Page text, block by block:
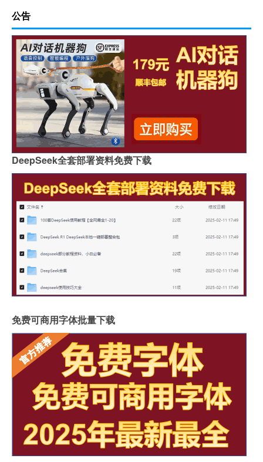
公告
DeepSeek全套部署资料免费下载
免费可商用字体批量下载